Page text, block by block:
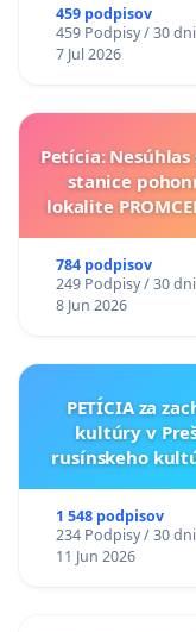
A ZLYHANIE
459 podpisov
459 Podpisy / 30 dni
7 Jul 2026
Petícia:
stanice
lokalite
784 podpisov
249 Podpisy / 30 dni
8 Jun 2026
PETÍCIA za
kultúry v
rusínskeho
1 548 podpisov
234 Podpisy / 30 dni
11 Jun 2026